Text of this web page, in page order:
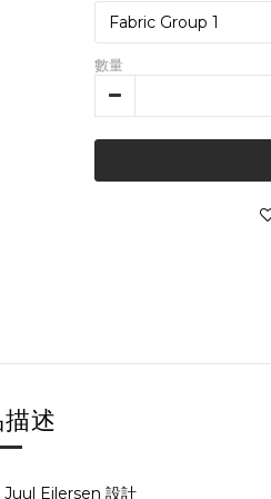
數量
述
Eilersen 設計